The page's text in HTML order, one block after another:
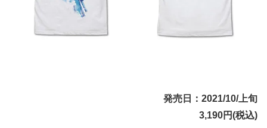
発売日：2021/10/上旬
3,190円(税込)